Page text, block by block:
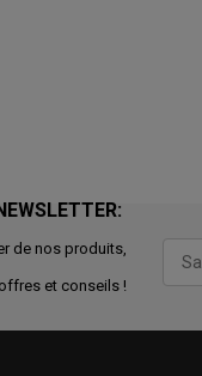
de nos produits,
offres et conseils !